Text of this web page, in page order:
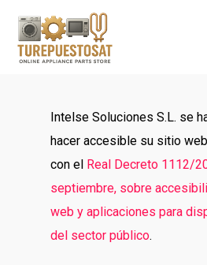
main
Intelse Soluciones S.L. se
hacer accesible su sitio
con el Real Decreto 1112/
septiembre, sobre
web y aplicaciones para
del sector público.